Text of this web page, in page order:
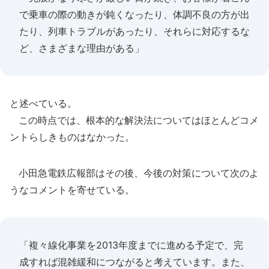
で乗車の際の動きが鈍くなったり、体調不良の方が出
たり、列車トラブルがあったり、それらに対応するな
ど、さまざまな理由がある」
と述べている。
この時点では、根本的な解決法についてはほとんどコメ
ントらしきものはなかった。
小田急電鉄広報部はその後、今後の対策について次のよ
うなコメントを寄せている。
「複々線化事業を2013年度までに進める予定で、完
成すれば混雑緩和につながると考えています。また、